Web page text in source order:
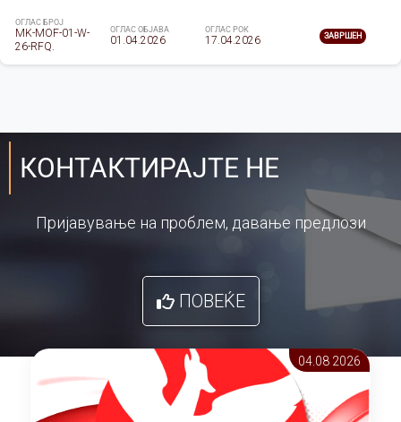
ОГЛАС БРОЈ
MK-MOF-01-W-
26-RFQ.
ОГЛАС ОБЈАВА
01.04.2026
ОГЛАС РОК
17.04.2026 ЗАВРШЕН
КОНТАКТИРАЈТЕ НЕ
Пријавување на проблем, давање предлози
ПОВЕЌЕ
04.08 2026